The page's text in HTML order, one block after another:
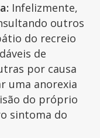
Infelizmente,
outros
do recreio
de
por causa
uma anorexia
do próprio
sintoma do